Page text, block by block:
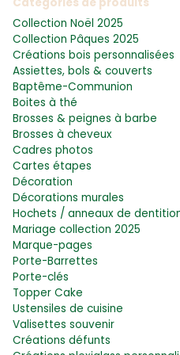
Collection Noël 2025
Collection Pâques 2025
Créations bois personnalisées
Assiettes, bols & couverts
Baptême-Communion
Boites à thé
Brosses & peignes à barbe
Brosses à cheveux
Cadres photos
Cartes étapes
Décoration
Décorations murales
Hochets / anneaux de
Mariage collection 2025
Marque-pages
Porte-Barrettes
Porte-clés
Topper Cake
Ustensiles de cuisine
Valisettes souvenir
Créations défunts